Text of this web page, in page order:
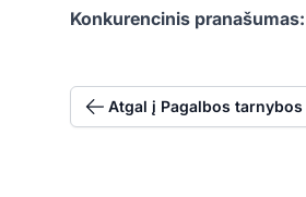
Konkurencinis pranašumas:
Atgal į Pagalbos